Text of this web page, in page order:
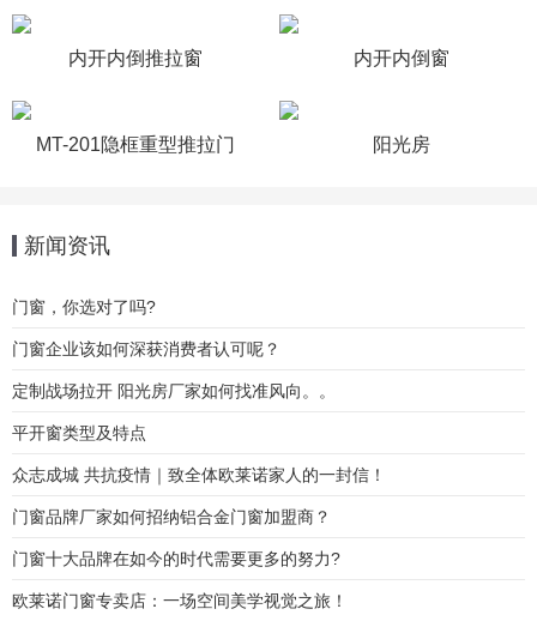
内开内倒推拉窗 内开内倒窗
MT-201隐框重型推拉门 阳光房
新闻资讯
门窗，你选对了吗?
门窗企业该如何深获消费者认可呢？
定制战场拉开 阳光房厂家如何找准风向。。
平开窗类型及特点
众志成城 共抗疫情｜致全体欧莱诺家人的一封信！
门窗品牌厂家如何招纳铝合金门窗加盟商？
门窗十大品牌在如今的时代需要更多的努力?
欧莱诺门窗专卖店：一场空间美学视觉之旅！